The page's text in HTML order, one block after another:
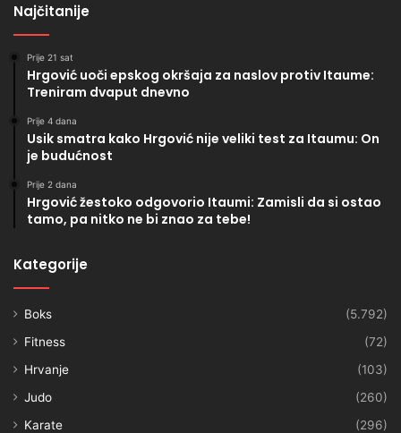
Najčitanije
Prije 21 sat
Hrgović uoči epskog okršaja za naslov protiv Itaume:
Treniram dvaput dnevno
Prije 4 dana
Usik smatra kako Hrgović nije veliki test za Itaumu: On
je budućnost
Prije 2 dana
Hrgović žestoko odgovorio Itaumi: Zamisli da si ostao
tamo, pa nitko ne bi znao za tebe!
Kategorije
Boks
(5.792)
Fitness
(72)
Hrvanje
(103)
Judo
(260)
Karate
(296)